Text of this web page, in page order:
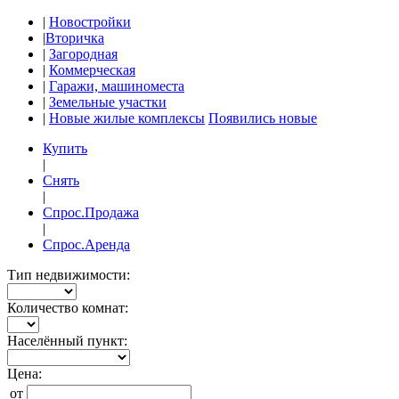
| Новостройки
|Вторичка
| Загородная
| Коммерческая
| Гаражи, машиноместа
| Земельные участки
| Новые жилые комплексы Появились новые
Купить
|
Снять
|
Спрос.Продажа
|
Спрос.Аренда
Тип недвижимости:
Количество комнат:
Населённый пункт:
Цена:
от